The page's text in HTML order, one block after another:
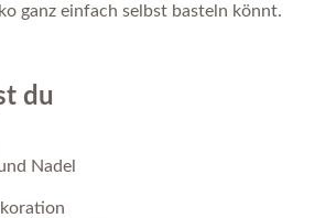
ganz einfach selbst basteln könnt.
du
Nadel